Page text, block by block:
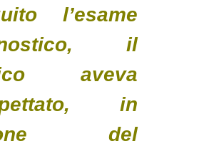
l’esame
il
aveva
in
del